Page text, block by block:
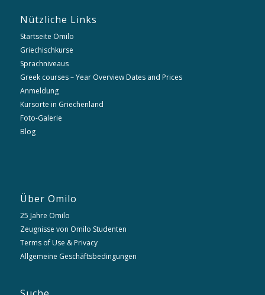
Nützliche Links
Startseite Omilo
Griechischkurse
Sprachniveaus
Greek courses – Year Overview Dates and Prices
Anmeldung
Kursorte in Griechenland
Foto-Galerie
Blog
Über Omilo
25 Jahre Omilo
Zeugnisse von Omilo Studenten
Terms of Use & Privacy
Allgemeine Geschäftsbedingungen